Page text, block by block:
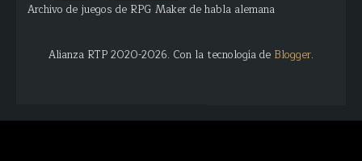
Archivo de juegos de RPG Maker de habla alemana
Alianza RTP 2020-2026. Con la tecnología de Blogger.